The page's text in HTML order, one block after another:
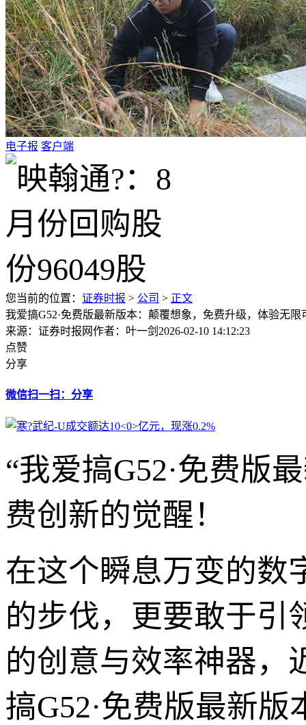
电子报 客户端
您当前的位置： 证券时报 > 公司 > 正文
我爱搞G52·免费版最新版本：颠覆想象，免费升级，体验无限
来源：证券时报网作者：叶一剑 2026-02-10 14:12:23
点赞
分享
微信扫一扫：分享
“我爱搞G52·免费版
费创新的觉醒！
在这个瞬息万变的数
的步伐，更要敢于引
的创意与效率神器
搞G52·免费版最新